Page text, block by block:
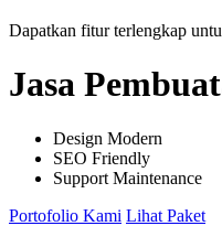
Dapatkan fitur terlengkap
Jasa
Design Modern
SEO Friendly
Support Maintenance
Portofolio Kami Lihat Paket